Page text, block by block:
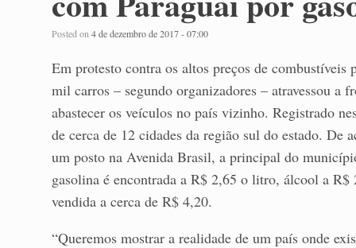
Posted on 4 de dezembro de 2017 - 07:00
Em protesto contra os altos preços de
mil carros – segundo organizadores – atravessou a
abastecer os veículos no país vizinho. Registrado
de cerca de 12 cidades da região sul do estado. De
um posto na Avenida Brasil, a principal do
gasolina é encontrada a R$ 2,65 o litro, álcool a
vendida a cerca de R$ 4,20.
“Queremos mostrar a realidade de um país onde